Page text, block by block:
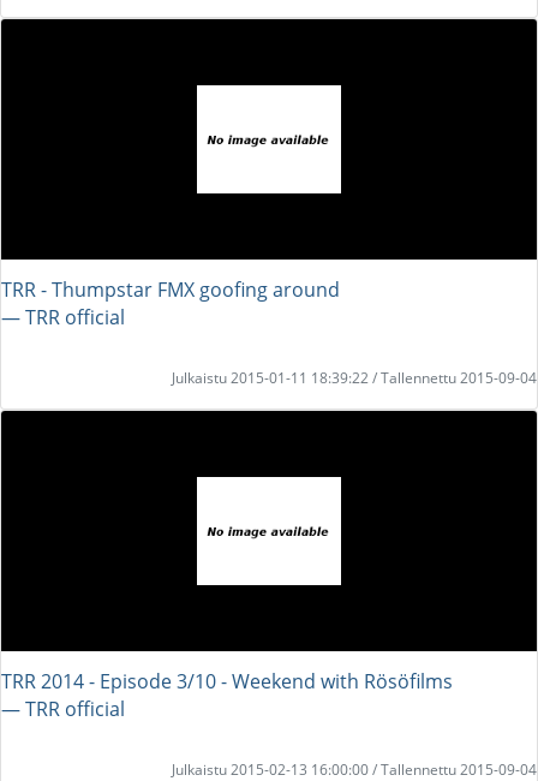
TRR - Thumpstar FMX goofing around
― TRR official
Julkaistu 2015-01-11 18:39:22 / Tallennettu 2015-09-04
TRR 2014 - Episode 3/10 - Weekend with Rösöfilms
― TRR official
Julkaistu 2015-02-13 16:00:00 / Tallennettu 2015-09-04